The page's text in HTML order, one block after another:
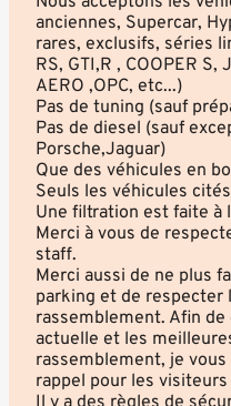
anciennes, Supercar,
rares, exclusifs, séries
RS, GTI,R , COOPER S,
AERO ,OPC, etc...)
Pas de tuning (sauf
Pas de diesel (sauf
Porsche,Jaguar)
Que des véhicules en
Seuls les véhicules
Une filtration est faite à
Merci à vous de
staff.
Merci aussi de ne plus
parking et de respecter
rassemblement. Afin
actuelle et les
rassemblement, je
rappel pour les